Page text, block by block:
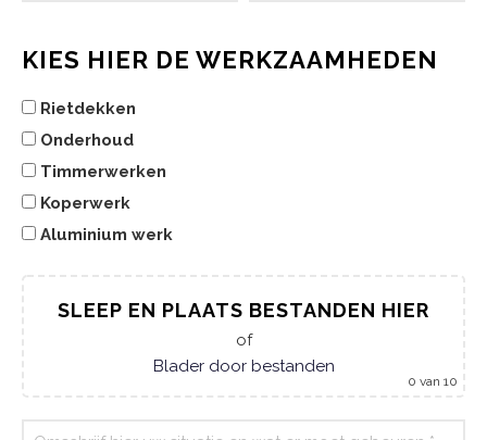
KIES HIER DE WERKZAAMHEDEN
Rietdekken
Onderhoud
Timmerwerken
Koperwerk
Aluminium werk
SLEEP EN PLAATS BESTANDEN HIER
of
Blader door bestanden
0 van 10